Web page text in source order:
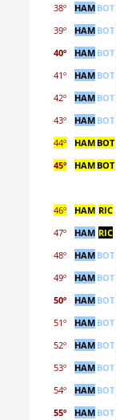
38º
HAM BOT
39º
HAM BOT
40º
HAM BOT
41º
HAM BOT
42º
HAM BOT
43º
HAM BOT
44º
HAM BOT
45º
HAM BOT
46º
HAM RIC
47º
HAM RIC
48º
HAM BOT
49º
HAM BOT
50º
HAM BOT
51º
HAM BOT
52º
HAM BOT
53º
HAM BOT
54º
HAM BOT
55º
HAM BOT